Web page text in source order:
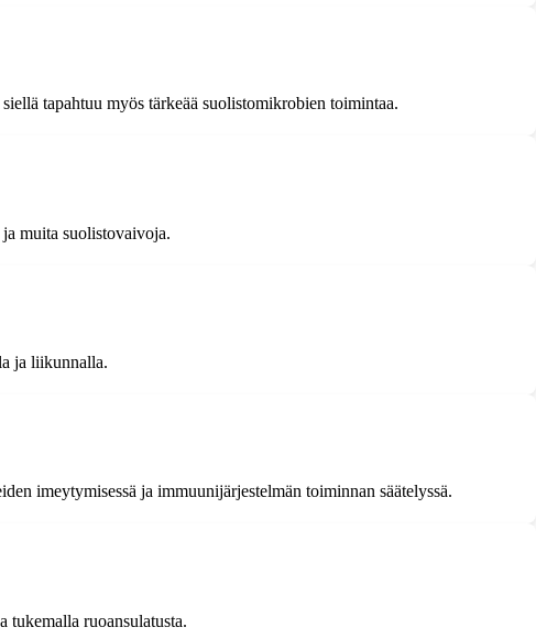
tapahtuu myös tärkeää suolistomikrobien toimintaa.
muita suolistovaivoja.
ja liikunnalla.
imeytymisessä ja immuunijärjestelmän toiminnan säätelyssä.
tukemalla ruoansulatusta.